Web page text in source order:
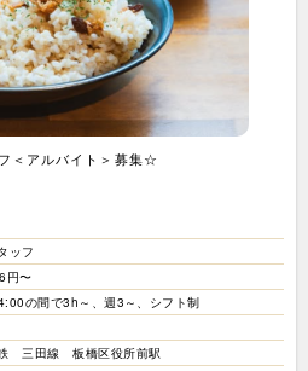
＜アルバイト＞募集☆
ッフ
円〜
の間で3h～、週3～、シフト制
三田線 板橋区役所前駅